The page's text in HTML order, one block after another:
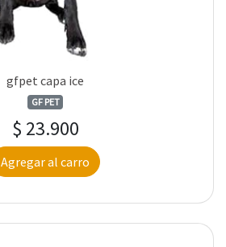
gfpet capa ice
GF PET
$ 23.900
Agregar al carro